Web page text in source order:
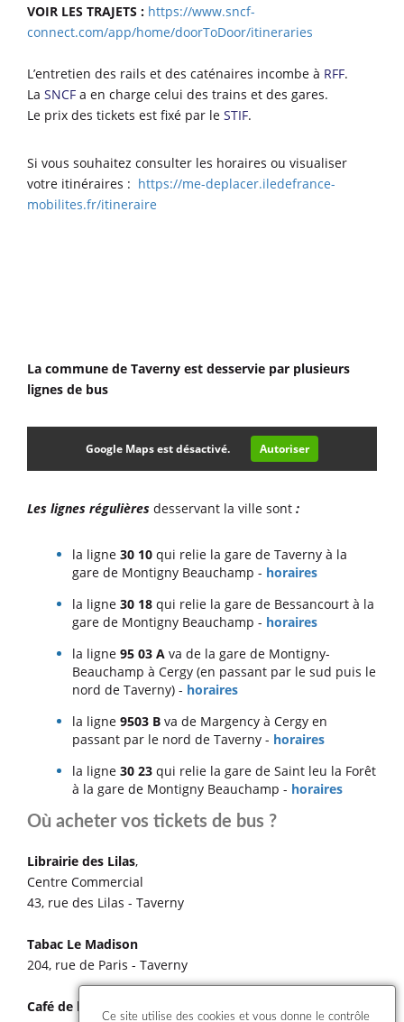
VOIR LES TRAJETS : https://www.sncf-
connect.com/app/home/doorToDoor/itineraries
L’entretien des rails et des caténaires incombe à RFF.
La SNCF a en charge celui des trains et des gares.
Le prix des tickets est fixé par le STIF.
Si vous souhaitez consulter les horaires ou visualiser
votre itinéraires : https://me-deplacer.iledefrance-
mobilites.fr/itineraire
La commune de Taverny est desservie par plusieurs
lignes de bus
Google Maps est désactivé. Autoriser
Les lignes régulières desservant la ville sont :
la ligne 30 10 qui relie la gare de Taverny à la
gare de Montigny Beauchamp - horaires
la ligne 30 18 qui relie la gare de Bessancourt à la
gare de Montigny Beauchamp - horaires
la ligne 95 03 A va de la gare de Montigny-
Beauchamp à Cergy (en passant par le sud puis le
nord de Taverny) - horaires
la ligne 9503 B va de Margency à Cergy en
passant par le nord de Taverny - horaires
la ligne 30 23 qui relie la gare de Saint leu la Forêt
à la gare de Montigny Beauchamp - horaires
Où acheter vos tickets de bus ?
Librairie des Lilas,
Centre Commercial
43, rue des Lilas - Taverny
Tabac Le Madison
204, rue de Paris - Taverny
Café de l’Esplanade
Ce site utilise des cookies et vous donne le contrôle